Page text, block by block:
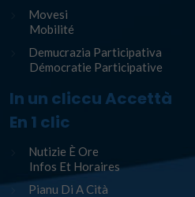
Movesi
Mobilité
Demucrazia Participativa
Démocratie Participative
In un cliccu Accettà
En 1 clic
Nutizie È Ore
Infos Et Horaires
Pianu Di A Cità